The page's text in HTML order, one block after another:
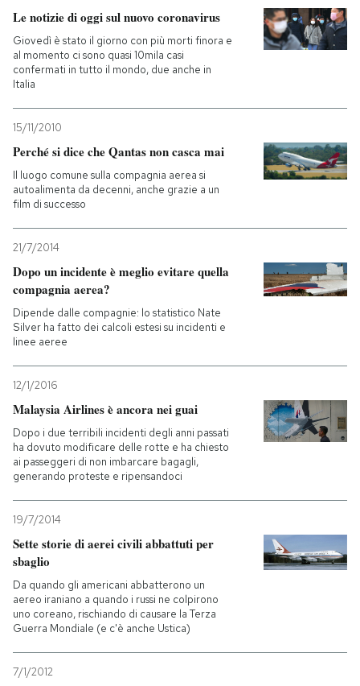
Le notizie di oggi sul nuovo coronavirus
Giovedì è stato il giorno con più morti finora e
al momento ci sono quasi 10mila casi
confermati in tutto il mondo, due anche in
Italia
15/11/2010
Perché si dice che Qantas non casca mai
Il luogo comune sulla compagnia aerea si
autoalimenta da decenni, anche grazie a un
film di successo
21/7/2014
Dopo un incidente è meglio evitare quella
compagnia aerea?
Dipende dalle compagnie: lo statistico Nate
Silver ha fatto dei calcoli estesi su incidenti e
linee aeree
12/1/2016
Malaysia Airlines è ancora nei guai
Dopo i due terribili incidenti degli anni passati
ha dovuto modificare delle rotte e ha chiesto
ai passeggeri di non imbarcare bagagli,
generando proteste e ripensandoci
19/7/2014
Sette storie di aerei civili abbattuti per
sbaglio
Da quando gli americani abbatterono un
aereo iraniano a quando i russi ne colpirono
uno coreano, rischiando di causare la Terza
Guerra Mondiale (e c'è anche Ustica)
7/1/2012